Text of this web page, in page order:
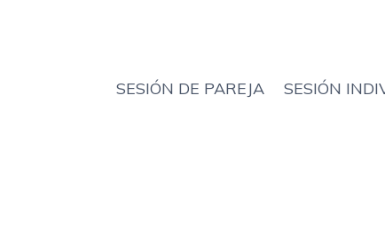
SESIÓN DE PAREJA SESIÓN